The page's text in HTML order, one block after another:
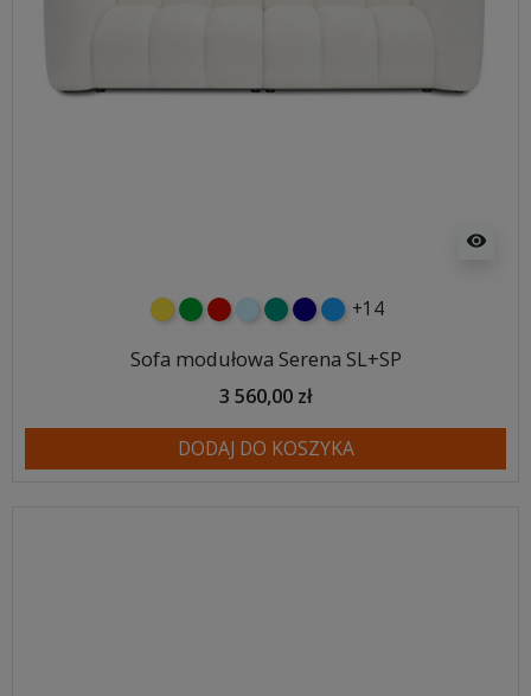
visibility
żółtyzielonyczerwony
błękitnyturkusowy
granatowy
niebieski
+14
Sofa modułowa Serena SL+SP
3 560,00 zł
DODAJ DO KOSZYKA